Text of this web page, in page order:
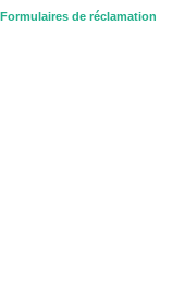
Formulaires de réclamation